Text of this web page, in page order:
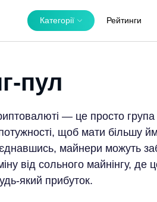
Категорії Рейтинги
пул
— це просто група
щоб мати більшу
майнери можуть
від сольного майнінгу, де
який прибуток.